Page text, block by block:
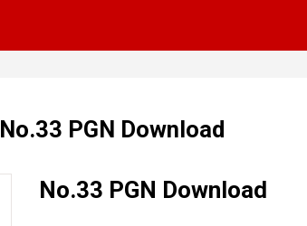
No.33 PGN Download
No.33 PGN Download